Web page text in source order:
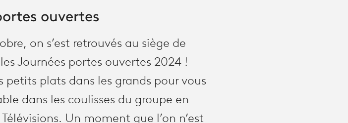
ouvertes
on s’est retrouvés au siège de
Journées portes ouvertes 2024 !
petits plats dans les grands pour vous
dans les coulisses du groupe en
Un moment que l’on n’est